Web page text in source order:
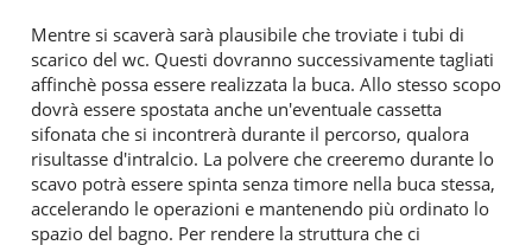
Mentre si scaverà sarà plausibile che troviate i tubi di
scarico del wc. Questi dovranno successivamente tagliati
affinchè possa essere realizzata la buca. Allo stesso scopo
dovrà essere spostata anche un'eventuale cassetta
sifonata che si incontrerà durante il percorso, qualora
risultasse d'intralcio. La polvere che creeremo durante lo
scavo potrà essere spinta senza timore nella buca stessa,
accelerando le operazioni e mantenendo più ordinato lo
spazio del bagno. Per rendere la struttura che ci